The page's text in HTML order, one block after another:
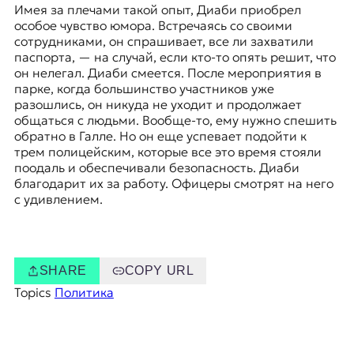
Имея за плечами такой опыт, Диаби приобрел
особое чувство юмора. Встречаясь со своими
сотрудниками, он спрашивает, все ли захватили
паспорта, — на случай, если кто-то опять решит, что
он нелегал. Диаби смеется. После мероприятия в
парке, когда большинство участников уже
разошлись, он никуда не уходит и продолжает
общаться с людьми. Вообще-то, ему нужно спешить
обратно в Галле. Но он еще успевает подойти к
трем полицейским, которые все это время стояли
поодаль и обеспечивали безопасность. Диаби
благодарит их за работу. Офицеры смотрят на него
с удивлением.
SHARE COPY URL
Topics Политика